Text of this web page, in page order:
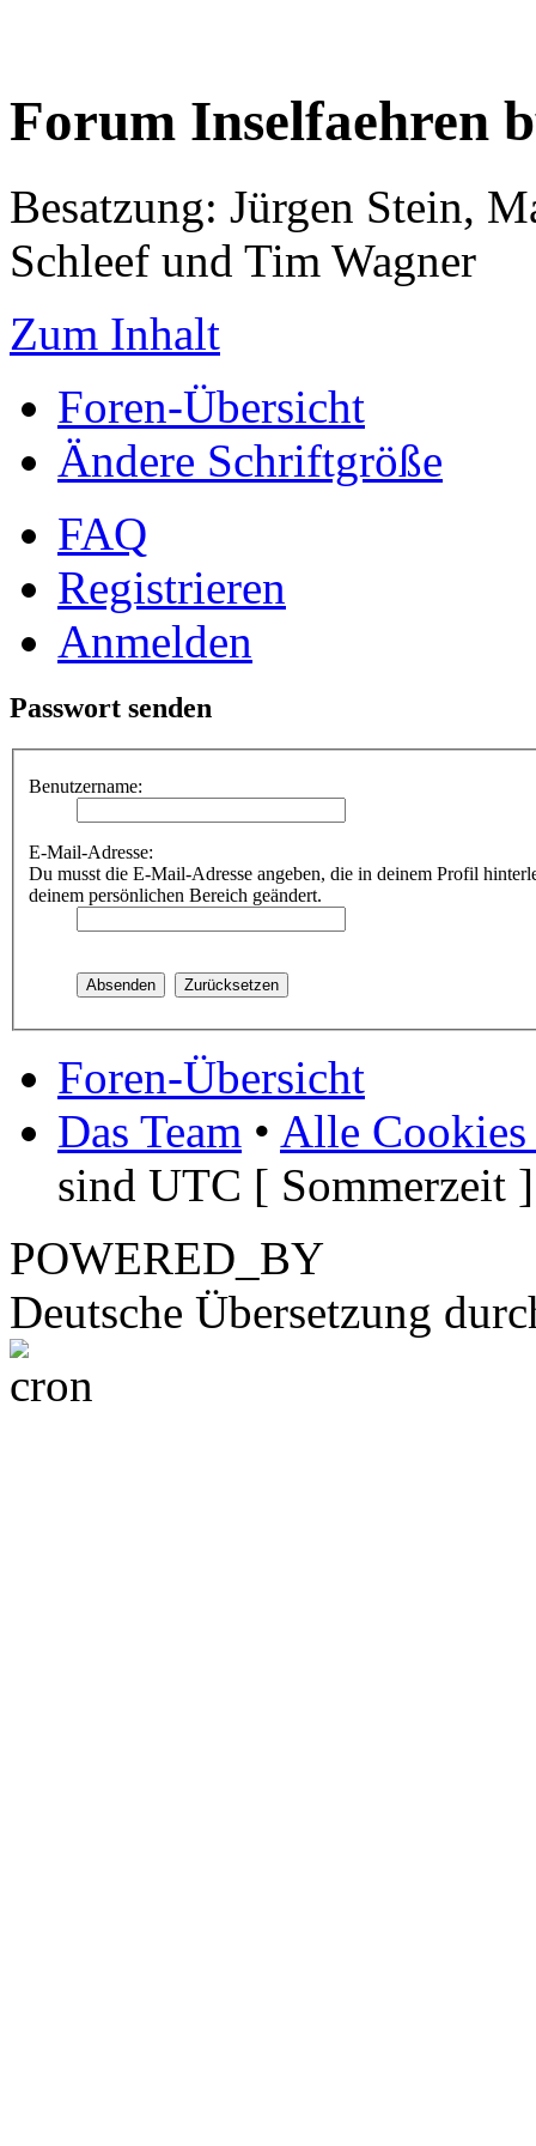
Forum Inselfaehren
Besatzung: Jürgen Stein,
Schleef und Tim Wagner
Zum Inhalt
Foren-Übersicht
Ändere Schriftgröße
FAQ
Registrieren
Anmelden
Passwort senden
Benutzername:
E-Mail-Adresse:
Du musst die E-Mail-Adresse angeben, die in deinem Profil
deinem persönlichen Bereich geändert.
Foren-Übersicht
Das Team • Alle Cookies
sind UTC [ Sommerzeit ]
POWERED_BY
Deutsche Übersetzung